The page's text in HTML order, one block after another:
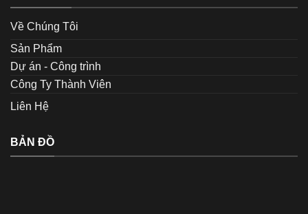
Về Chúng Tôi
Sản Phẩm
Dự án - Công trình
Công Ty Thành Viên
Liên Hệ
BẢN ĐỒ